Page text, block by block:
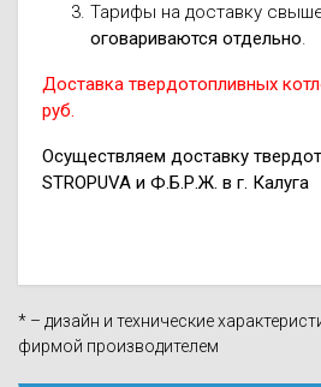
Тарифы на доставку
оговариваются отдельно.
Доставка твердотопливных
руб.
Осуществляем доставку
STROPUVA и Ф.Б.Р.Ж. в г. Калуга
* – дизайн и технические
фирмой производителем